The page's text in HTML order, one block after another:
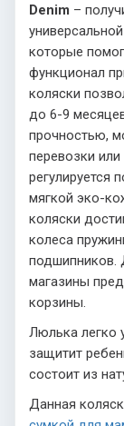
Denim –
которые
функционал
коляски
до 6-9
прочностью,
перевозки или
регулируется
мягкой эко-
коляски
колеса
подшипников.
магазины
корзины.
Люлька легко
защитит
состоит из
Данная